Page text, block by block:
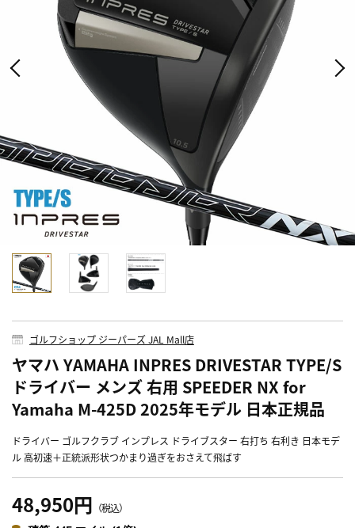
ゴルフショップ ジーパーズ JAL Mall店
ヤマハ YAMAHA INPRES DRIVESTAR TYPE/S
ドライバー メンズ 右用 SPEEDER NX for
Yamaha M-425D 2025年モデル 日本正規品
ドライバー ゴルフクラブ インプレス ドライブスター 右打ち 右利き 日本モデ
ル 高初速＋正統派形状つかまり過ぎをおさえて飛ばす
48,950円 （税込）